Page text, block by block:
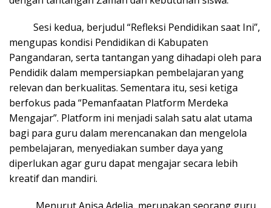
Sesi kedua, berjudul “Refleksi Pendidikan saat Ini”,
mengupas kondisi Pendidikan di Kabupaten
Pangandaran, serta tantangan yang dihadapi oleh para
Pendidik dalam mempersiapkan pembelajaran yang
relevan dan berkualitas. Sementara itu, sesi ketiga
berfokus pada “Pemanfaatan Platform Merdeka
Mengajar”. Platform ini menjadi salah satu alat utama
bagi para guru dalam merencanakan dan mengelola
pembelajaran, menyediakan sumber daya yang
diperlukan agar guru dapat mengajar secara lebih
kreatif dan mandiri.